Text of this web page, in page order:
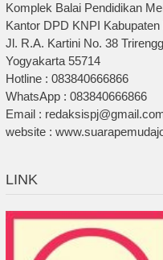
Komplek Balai Pendidikan
Kantor DPD KNPI Kabupaten
Jl. R.A. Kartini No. 38
Yogyakarta 55714
Hotline : 083840666866
WhatsApp : 083840666866
Email :
website :
LINK